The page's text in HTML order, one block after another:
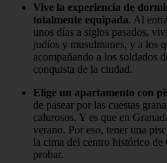
Vive la experiencia de
totalmente equipada. Al
unos días a siglos pasados,
judíos y musulmanes, y a los
acompañando a los soldados
conquista de la ciudad.
Elige un apartamento con
de pasear por las cuestas
calurosos. Y es que en
verano. Por eso, tener una
la cima del centro histórico de
probar.